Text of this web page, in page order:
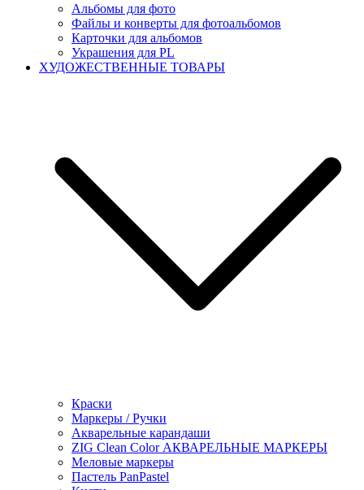
Альбомы для фото
Файлы и конверты для фотоальбомов
Карточки для альбомов
Украшения для PL
ХУДОЖЕСТВЕННЫЕ ТОВАРЫ
Краски
Маркеры / Ручки
Акварельные карандаши
ZIG Clean Color АКВАРЕЛЬНЫЕ МАРКЕРЫ
Меловые маркеры
Пастель PanPastel